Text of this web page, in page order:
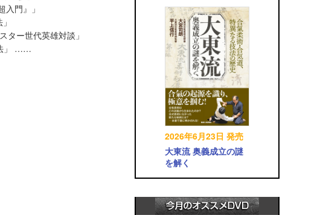
門』」
ー世代英雄対談」
」 ……
2026年6月23日 発売
大東流 奥義成立の謎
を解く